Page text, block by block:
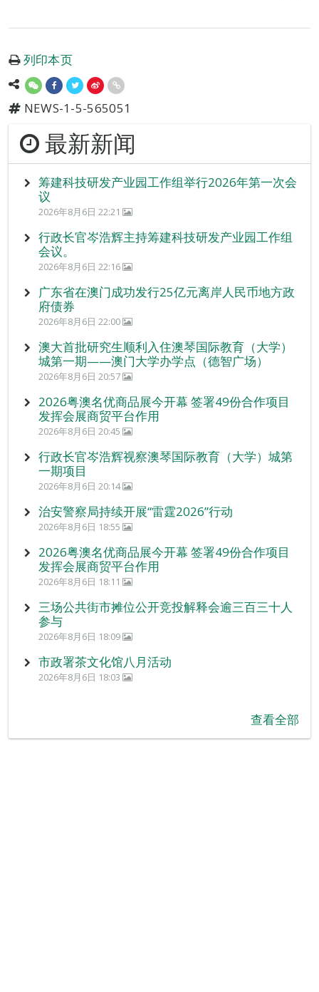
列印本页
NEWS-1-5-565051
最新新闻
筹建科技研发产业园工作组举行2026年第一次会
议
2026年8月6日 22:21
行政长官岑浩辉主持筹建科技研发产业园工作组
会议。
2026年8月6日 22:16
广东省在澳门成功发行25亿元离岸人民币地方政
府债券
2026年8月6日 22:00
澳大首批研究生顺利入住澳琴国际教育（大学）
城第一期——澳门大学办学点（德智广场）
2026年8月6日 20:57
2026粤澳名优商品展今开幕 签署49份合作项目
发挥会展商贸平台作用
2026年8月6日 20:45
行政长官岑浩辉视察澳琴国际教育（大学）城第
一期项目
2026年8月6日 20:14
治安警察局持续开展“雷霆2026”行动
2026年8月6日 18:55
2026粤澳名优商品展今开幕 签署49份合作项目
发挥会展商贸平台作用
2026年8月6日 18:11
三场公共街市摊位公开竞投解释会逾三百三十人
参与
2026年8月6日 18:09
市政署茶文化馆八月活动
2026年8月6日 18:03
查看全部